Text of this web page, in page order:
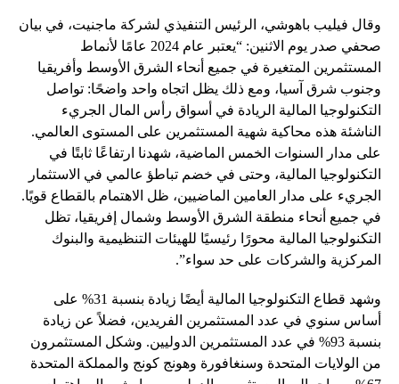
وقال فيليب باهوشي، الرئيس التنفيذي لشركة ماجنيت، في بيان
صحفي صدر يوم الاثنين: “يعتبر عام 2024 عامًا لأنماط
المستثمرين المتغيرة في جميع أنحاء الشرق الأوسط وأفريقيا
وجنوب شرق آسيا، ومع ذلك يظل اتجاه واحد واضحًا: تواصل
التكنولوجيا المالية الريادة في أسواق رأس المال الجريء
الناشئة هذه محاكية شهية المستثمرين على المستوى العالمي.
على مدار السنوات الخمس الماضية، شهدنا ارتفاعًا ثابتًا في
التكنولوجيا المالية، وحتى في خضم تباطؤ عالمي في الاستثمار
الجريء على مدار العامين الماضيين، ظل الاهتمام بالقطاع قويًا.
في جميع أنحاء منطقة الشرق الأوسط وشمال إفريقيا، تظل
التكنولوجيا المالية محورًا رئيسيًا للهيئات التنظيمية والبنوك
المركزية والشركات على حد سواء”.
وشهد قطاع التكنولوجيا المالية أيضًا زيادة بنسبة 31% على
أساس سنوي في عدد المستثمرين الفريدين، فضلاً عن زيادة
بنسبة 93% في عدد المستثمرين الدوليين. وشكل المستثمرون
من الولايات المتحدة وسنغافورة وهونج كونج والمملكة المتحدة